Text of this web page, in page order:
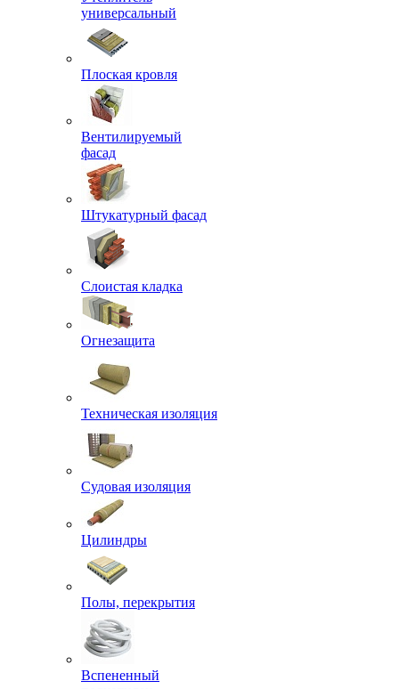
универсальный
Плоская кровля
Вентилируемый
фасад
Штукатурный фасад
Слоистая кладка
Огнезащита
Техническая изоляция
Судовая изоляция
Цилиндры
Полы, перекрытия
Вспененный